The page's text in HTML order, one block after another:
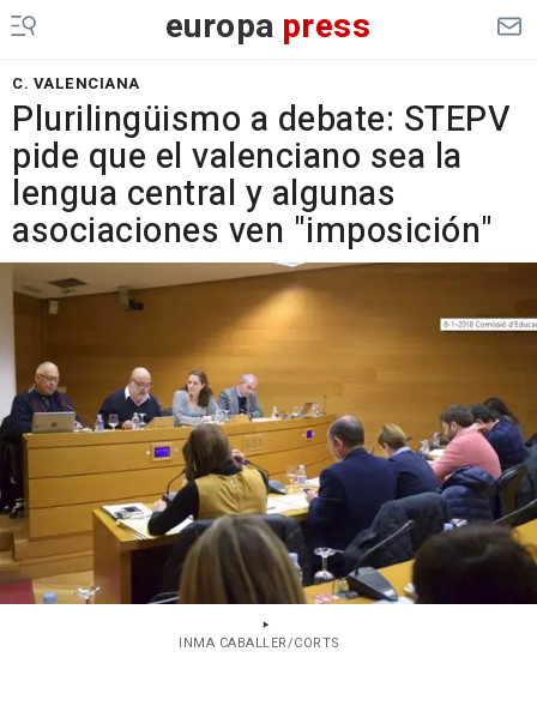
europa press
C. VALENCIANA
Plurilingüismo a debate: STEPV
pide que el valenciano sea la
lengua central y algunas
asociaciones ven "imposición"
INMA CABALLER/CORTS